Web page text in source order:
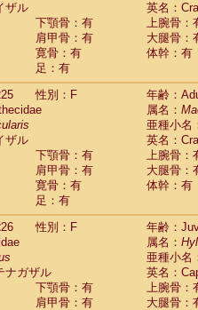
ザル
英名：
下顎骨：有
上腕骨：
肩甲骨：有
大腿骨：
寛骨：有
体幹：有
足：有
性別：F
年齢：
属名：
亜種小名
ザル
英名：
下顎骨：有
上腕骨：
肩甲骨：有
大腿骨：
寛骨：有
体幹：有
足：有
性別：F
年齢：
属名：
亜種小名
ナガザル
英名：
下顎骨：有
上腕骨：
肩甲骨：有
大腿骨：